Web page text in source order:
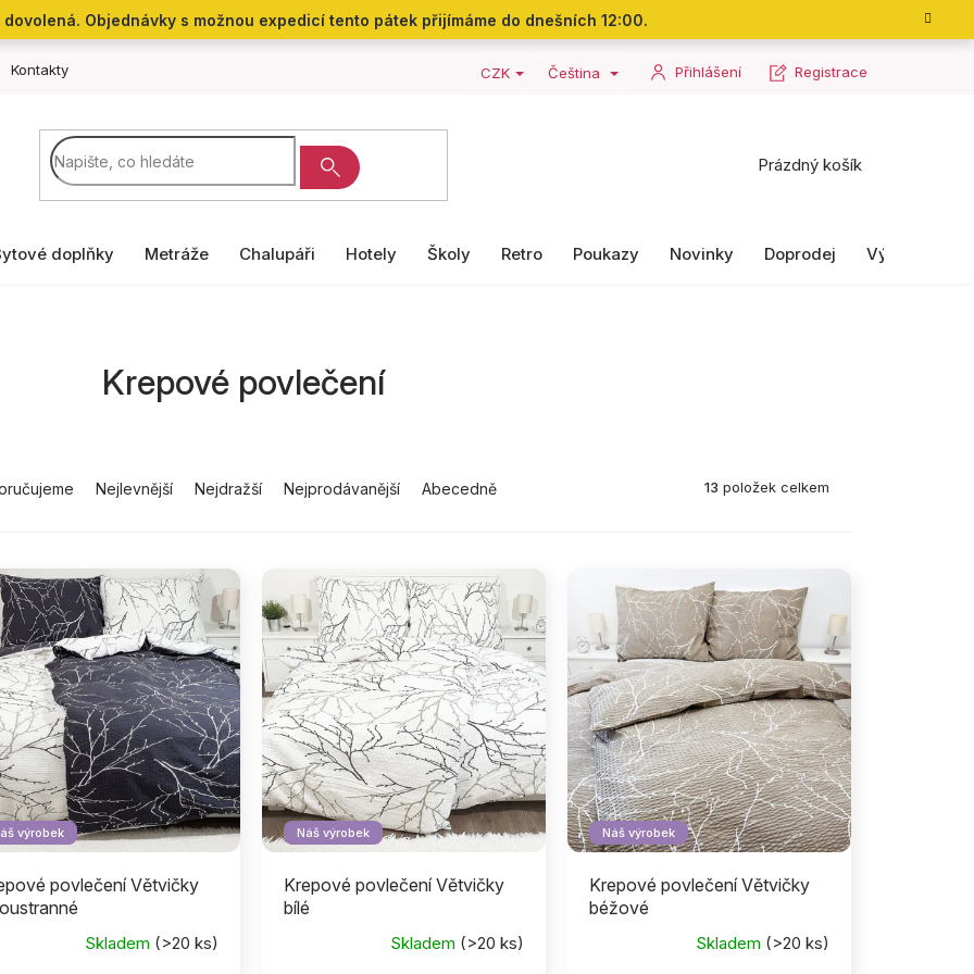
dovolená. Objednávky s možnou expedicí tento pátek přijímáme do dnešních 12:00.
Kontakty CZK Čeština Přihlášení Registrace
Nákupní
Prázdný košík
doplňky Metráže Chalupáři Hotely Školy Retro Poukazy Novinky Doprodej Výrobky II.
Krepové povlečení
Nejlevnější Nejdražší Nejprodávanější Abecedně 13 položek celkem
výrobek
povlečení Větvičky
Skladem (>20 ks)
Náš výrobek
Krepové povlečení Větvičky
bílé
Skladem (>20 ks)
Náš výrobek
Krepové povlečení Větvičky
béžové
Skladem (>20 ks)